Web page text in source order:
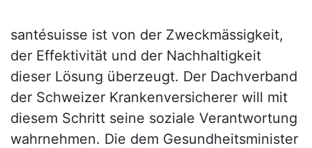
santésuisse ist von der Zweckmässigkeit,
der Effektivität und der Nachhaltigkeit
dieser Lösung überzeugt. Der Dachverband
der Schweizer Krankenversicherer will mit
diesem Schritt seine soziale Verantwortung
wahrnehmen. Die dem Gesundheitsminister